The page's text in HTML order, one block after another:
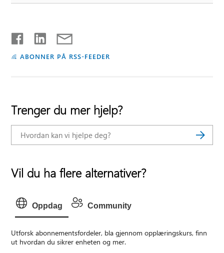
ABONNER PÅ RSS-FEEDER
Trenger du mer hjelp?
Vil du ha flere alternativer?
Oppdag Community
Utforsk abonnementsfordeler, bla gjennom opplæringskurs, finn
ut hvordan du sikrer enheten og mer.